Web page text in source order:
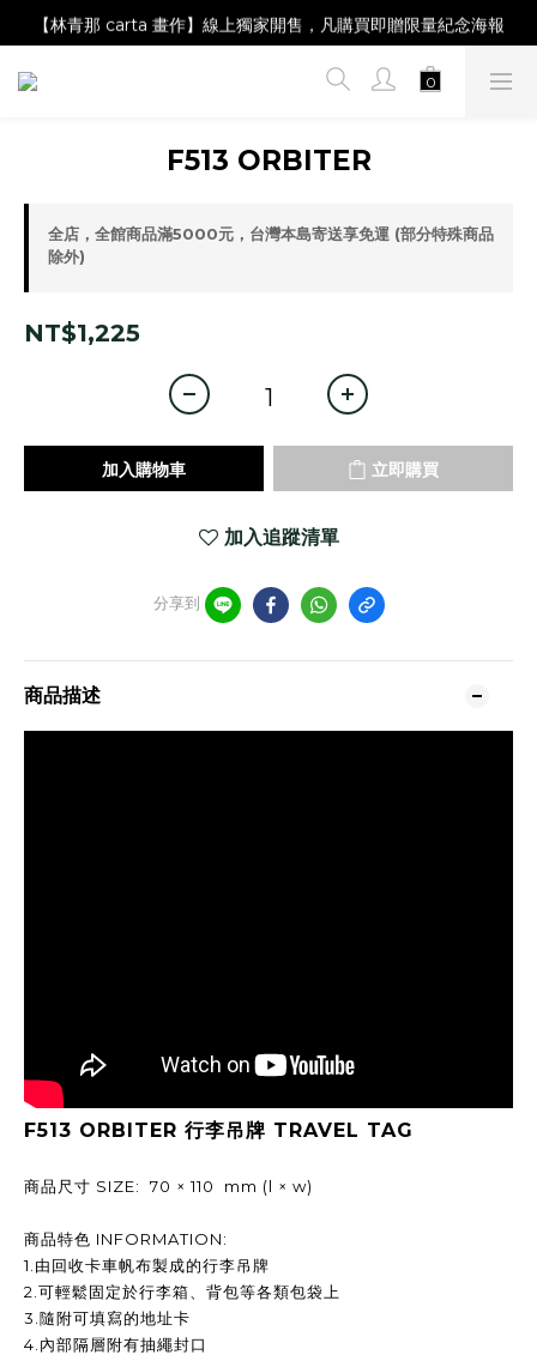
【Magazine B】單筆消費滿NT$2,000，即贈閱讀禮物明信片組
【林青那 carta 畫作】線上獨家開售，凡購買即贈限量紀念海報
【夏日降溫🧊對策單品】系列商品滿額現折 NT$300！
F513 ORBITER
全店，全館商品滿5000元，台灣本島寄送享免運 (部分特殊商品
除外)
NT$1,225
加入購物車 立即購買
加入追蹤清單
分享到
商品描述
F513 ORBITER 行李吊牌 TRAVEL TAG
商品尺寸 SIZE: 70 × 110 mm (l × w)
商品特色 INFORMATION:
1.由回收卡車帆布製成的行李吊牌
2.可輕鬆固定於行李箱、背包等各類包袋上
3.隨附可填寫的地址卡
4.內部隔層附有抽繩封口